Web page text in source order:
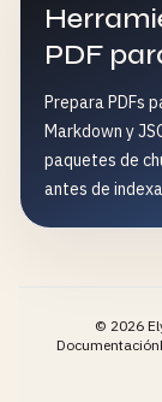
PDF
Prepara PDFs
Markdown y
paquetes de
antes de
© 2026
Documentación